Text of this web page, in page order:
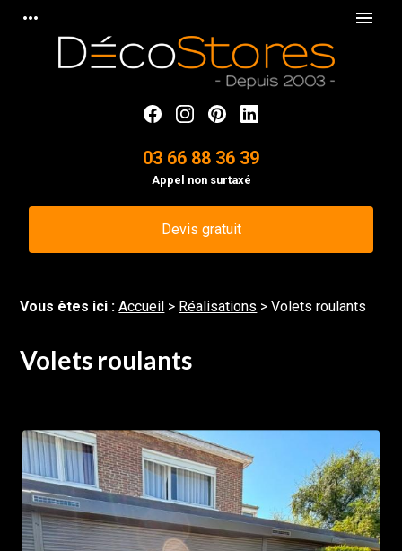
more_horiz menu
03 66 88 36 39
Appel non surtaxé
Devis gratuit
Vous êtes ici :Accueil > Réalisations >Volets roulants
Volets roulants